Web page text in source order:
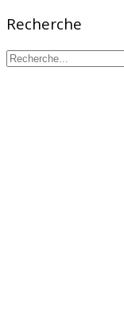
Recherche